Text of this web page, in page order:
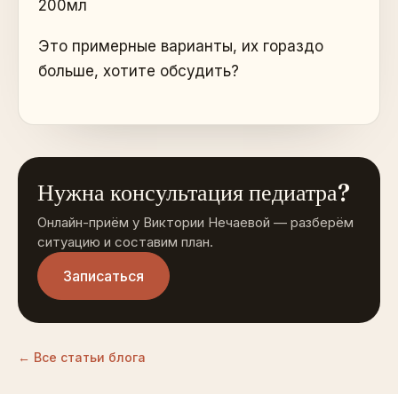
200мл
Это примерные варианты, их гораздо
больше, хотите обсудить?
Нужна консультация педиатра?
Онлайн-приём у Виктории Нечаевой — разберём
ситуацию и составим план.
Записаться
← Все статьи блога